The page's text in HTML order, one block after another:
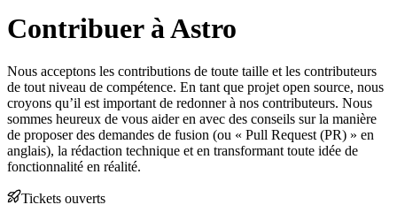
Contribuer à Astro
Nous acceptons les contributions de toute taille et les contributeurs
de tout niveau de compétence. En tant que projet open source, nous
croyons qu’il est important de redonner à nos contributeurs. Nous
sommes heureux de vous aider en avec des conseils sur la manière
de proposer des demandes de fusion (ou « Pull Request (PR) » en
anglais), la rédaction technique et en transformant toute idée de
fonctionnalité en réalité.
Tickets ouverts